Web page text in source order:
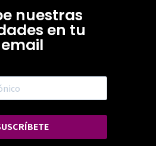
nuestras
en tu
email